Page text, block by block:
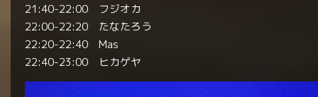
21:40-22:00 フジオカ
22:00-22:20 たなたろう
22:20-22:40 Mas
22:40-23:00 ヒカゲヤ